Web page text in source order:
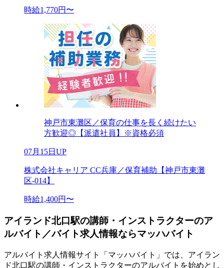
時給1,770円〜
神戸市東灘区／保育の仕事を長く続けたい
方歓迎◎【派遣社員】※資格必須
07月15日UP
株式会社キャリア CC兵庫／保育補助【神戸市東灘
区-014】
時給1,400円〜
アイランド北口駅の講師・インストラクターのア
ルバイト／バイト求人情報ならマッハバイト
アルバイト求人情報サイト「マッハバイト」では、アイラン
ド北口駅の講師・インストラクターのアルバイトを始めとし